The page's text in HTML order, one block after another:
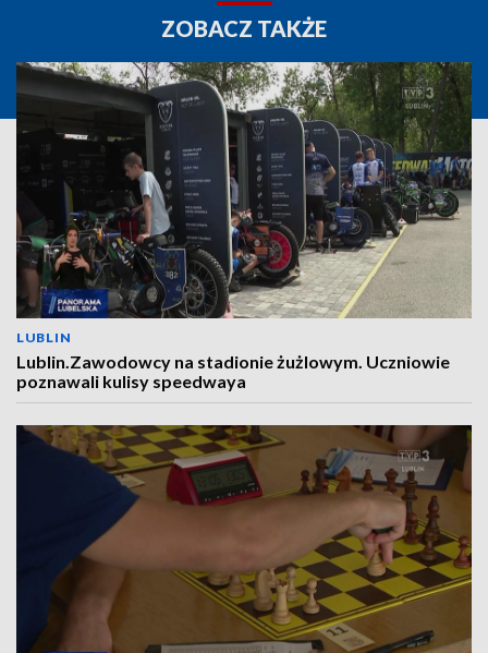
ZOBACZ TAKŻE
LUBLIN
Lublin.Zawodowcy na stadionie żużlowym. Uczniowie
poznawali kulisy speedwaya